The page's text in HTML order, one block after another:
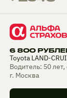
6 800
Toyota LAND-
Водитель: 50
г. Москва